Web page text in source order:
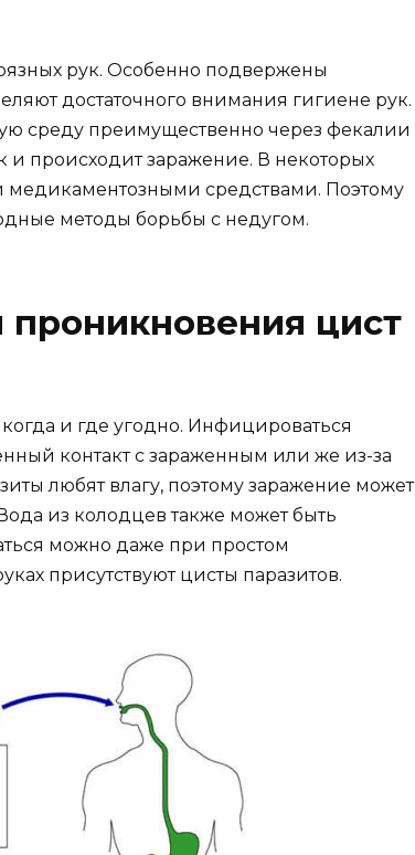
рук. Особенно подвержены
достаточного внимания гигиене рук.
среду преимущественно через фекалии
происходит заражение. В некоторых
медикаментозными средствами. Поэтому
методы борьбы с недугом.
цист
и где угодно. Инфицироваться
контакт с зараженным или же из-за
любят влагу, поэтому заражение может
из колодцев также может быть
можно даже при простом
присутствуют цисты паразитов.